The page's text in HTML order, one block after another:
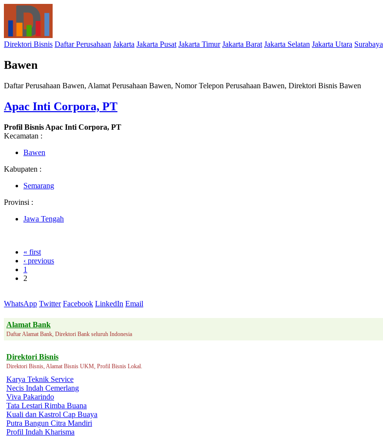
Direktori Bisnis Daftar Perusahaan Jakarta Jakarta Pusat Jakarta Timur Jakarta Barat Jakarta Selatan Jakarta Utara Surabaya
Bawen
Daftar Perusahaan Bawen, Alamat Perusahaan Bawen, Nomor Telepon Perusahaan Bawen, Direktori Bisnis Bawen
Apac Inti Corpora, PT
Profil Bisnis Apac Inti Corpora, PT
Kecamatan :
Bawen
Kabupaten :
Semarang
Provinsi :
Jawa Tengah
« first
‹ previous
1
2
WhatsApp Twitter Facebook LinkedIn Email
Alamat Bank
Daftar Alamat Bank, Direktori Bank seluruh Indonesia
Direktori Bisnis
Direktori Bisnis, Alamat Bisnis UKM, Profil Bisnis Lokal.
Karya Teknik Service
Necis Indah Cemerlang
Viva Pakarindo
Tata Lestari Rimba Buana
Kuali dan Kastrol Cap Buaya
Putra Bangun Citra Mandiri
Profil Indah Kharisma